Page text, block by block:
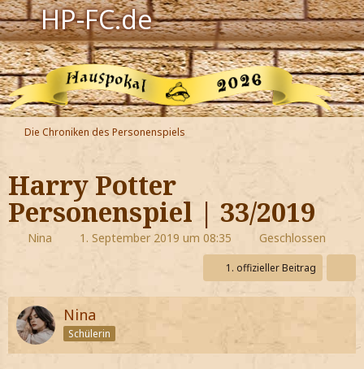
HP-FC.de
Navigation
Harry Potter
Der HP-FC
Hogwarts
Zauberwelt
Willkommen
Jetzt Fanclub-Mitglied werden!
Die Chroniken des Personenspiels
Harry Potter
Personenspiel | 33/2019
Nina 1. September 2019 um 08:35 Geschlossen
1. offizieller Beitrag
Nina
Schülerin